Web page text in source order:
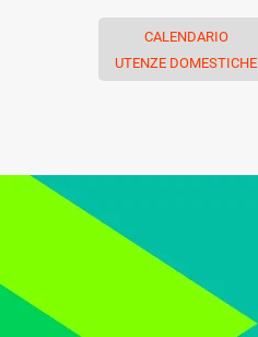
CALENDARIO
UTENZE DOMESTICHE